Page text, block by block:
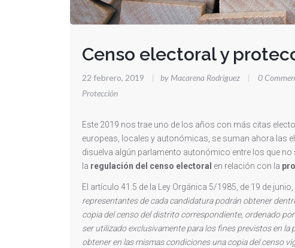
Censo electoral y
22 febrero, 2019 | by Macarena Rodriguez | 0
Protección
Este 2019 nos trae uno de los años con más citas
europeas, locales y autonómicas, se suman ahora las
disuelva algún parlamento autonómico entre los que
la regulación del censo electoral en relación con la
El artículo 41.5 de la Ley Orgánica 5/1985, de 19 de junio,
representantes de cada candidatura podrán obtener
copia del censo del distrito correspondiente, ordenado
ser utilizado exclusivamente para los fines previstos en
obtener en las mismas condiciones una copia del censo